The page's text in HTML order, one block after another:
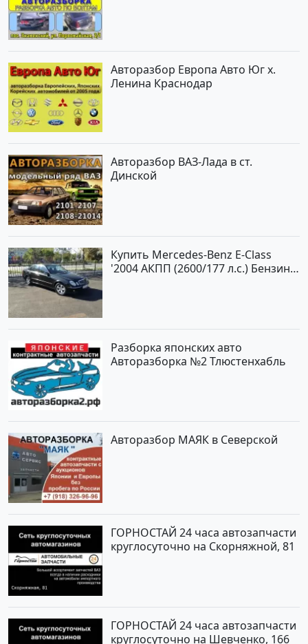
Авторазбор Европа Авто Юг х.
Ленина Краснодар
Авторазбор ВАЗ-Лада в ст.
Динской
Купить Mercedes-Benz E-Class
'2004 АКПП (2600/177 л.с.) Бензин
Разборка японских авто
Авторазборка №2 Тлюстенхабль
Авторазбор МАЯК в Северской
ГОРНОСТАЙ 24 часа автозапчасти
круглосуточно на Скорняжной, 81
ГОРНОСТАЙ 24 часа автозапчасти
круглосуточно на Шевченко, 166